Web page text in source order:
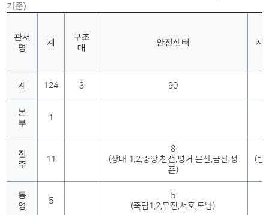
기준)
관서
명
계
구조
대
안전센터 지
계 124 3 90
본
부
1
진
주
11
8
(상대 1,2,중앙,천전,평거 문산,금산,정
촌)
(반
통
영
5
5
(죽림1,2,무전,서호,도남)